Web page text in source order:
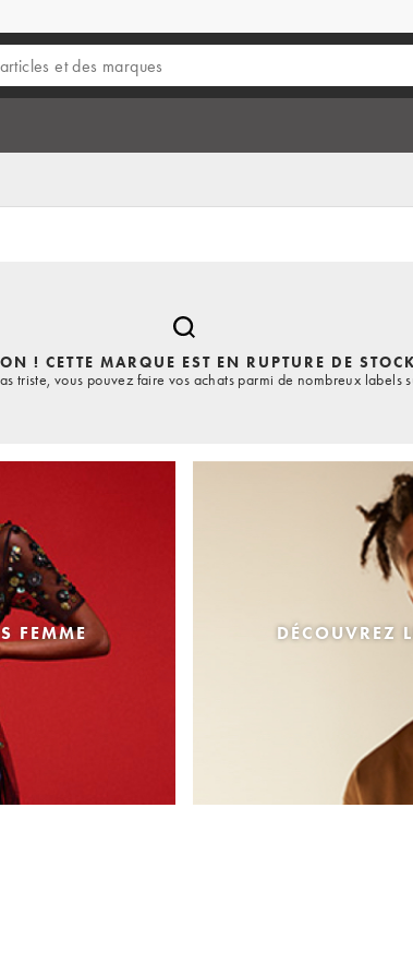
! CETTE MARQUE EST EN RUPTURE DE STOCK
triste, vous pouvez faire vos achats parmi de nombreux labels
FEMME DÉCOUVREZ